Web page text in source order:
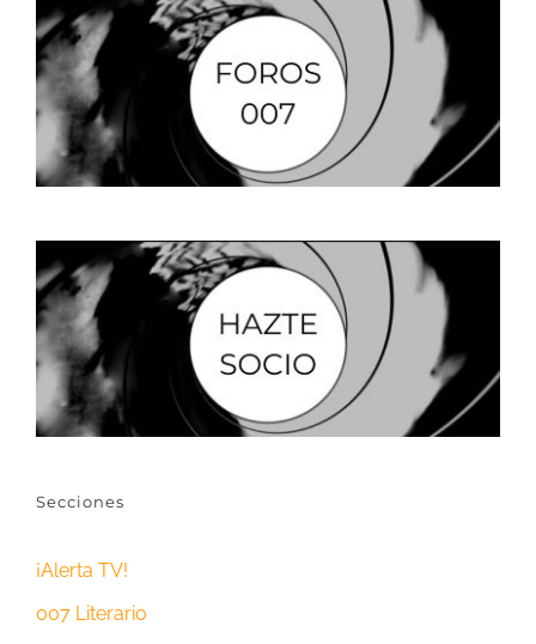
Secciones
¡Alerta TV!
007 Literario